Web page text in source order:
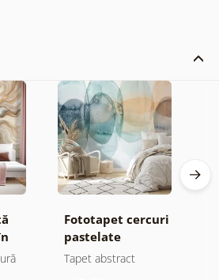
Fototapet cercuri
pastelate
acuarelă
Tapet abstract